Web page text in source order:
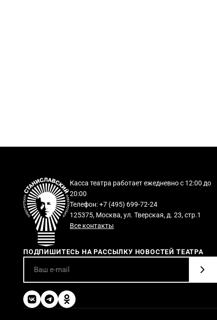
Касса театра работает ежедневно с 12:00 до
20:00
Телефон: +7 (495) 699-72-24
125375, Москва, ул. Тверская, д. 23, стр.1
Все контакты
ПОДПИШИТЕСЬ НА РАССЫЛКУ НОВОСТЕЙ ТЕАТРА